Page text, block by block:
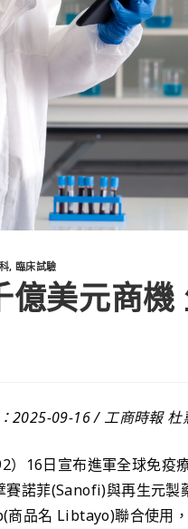
, 臨床試驗
億美元商
2025-09-16 /工商時報 杜
）16日宣布進軍全球免疫
賽諾菲(Sanofi)與再生元
品名 Libtayo)聯合使用